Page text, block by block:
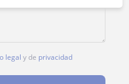
legal y de privacidad